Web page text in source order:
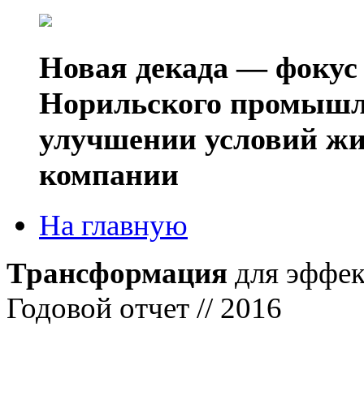
Новая декада — фокус
Норильского
улучшении условий
компании
На главную
Трансформация для
Годовой отчет // 2016